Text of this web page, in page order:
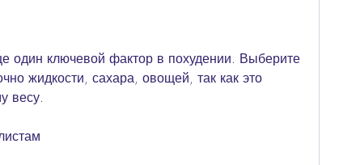
один ключевой фактор в похудении. Выберите
жидкости, сахара, овощей, так как это
весу.